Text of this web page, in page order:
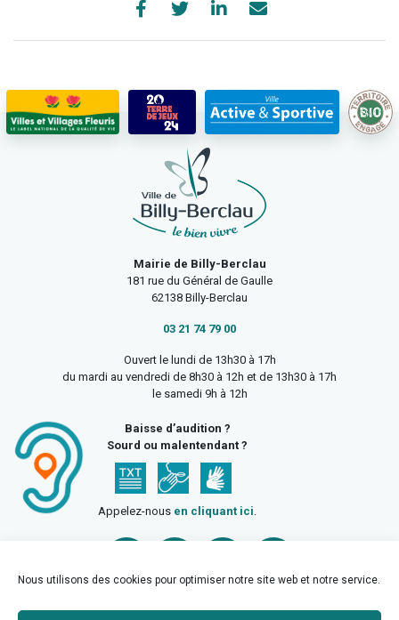
Nous utilisons des cookies pour optimiser notre site web et notre service.
Mairie de Billy-Berclau
181 rue du Général de Gaulle
62138 Billy-Berclau
03 21 74 79 00
Ouvert le lundi de 13h30 à 17h
du mardi au vendredi de 8h30 à 12h et de 13h30 à 17h
le samedi 9h à 12h
Baisse d’audition ?
Sourd ou malentendant ?
Appelez-nous en cliquant ici